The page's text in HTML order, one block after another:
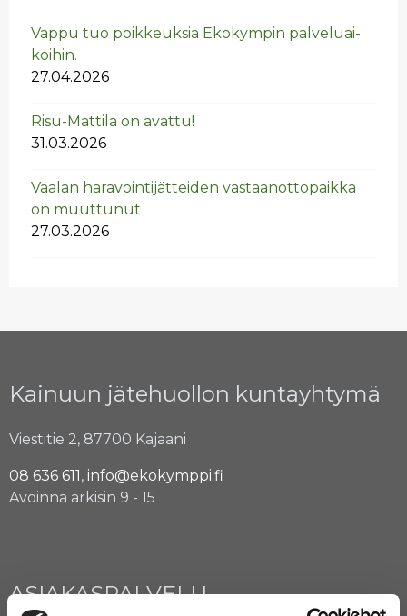
Vappu tuo poik­keuk­sia Eko­kym­pin pal­ve­luai­
koi­hin.
27.04.2026
Risu-Mat­ti­la on avat­tu!
31.03.2026
Vaa­lan ha­ra­voin­ti­jät­tei­den vas­taan­ot­to­paik­ka
on muut­tu­nut
27.03.2026
Kainuun jätehuollon kuntayhtymä
Viestitie 2, 87700 Kajaani
08 636 611, info@ekokymppi.fi
Avoinna arkisin 9 - 15
ASIAKASPALVELU